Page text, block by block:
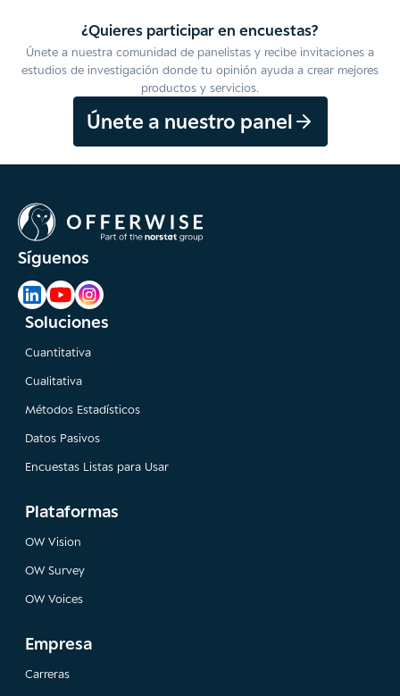
¿Quieres participar en encuestas?
Únete a nuestra comunidad de panelistas y recibe invitaciones a
estudios de investigación donde tu opinión ayuda a crear mejores
productos y servicios.
Únete a nuestro panel
Síguenos
Soluciones
Cuantitativa
Cualitativa
Métodos Estadísticos
Datos Pasivos
Encuestas Listas para Usar
Plataformas
OW Vision
OW Survey
OW Voices
Empresa
Carreras